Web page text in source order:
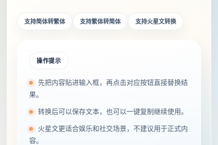
支持简体转繁体 支持繁体转简体 支持火星文转换
操作提示
先把内容贴进输入框，再点击对应按钮直接替换结
果。
转换后可以保存文本，也可以一键复制继续使用。
火星文更适合娱乐和社交场景，不建议用于正式内
容。